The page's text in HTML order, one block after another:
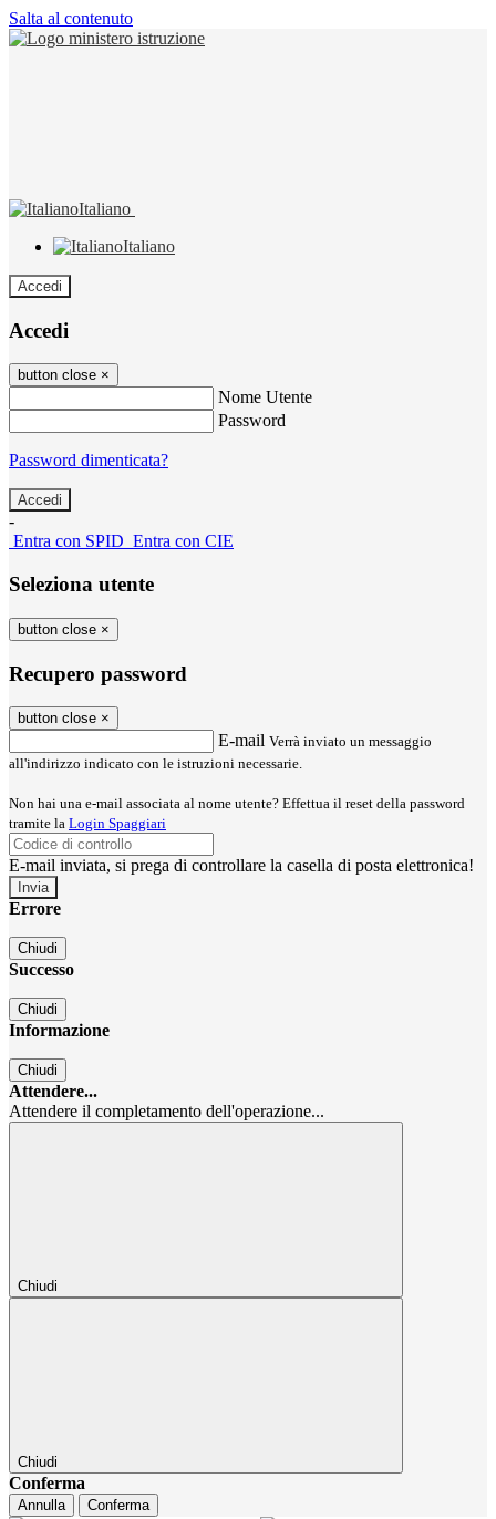
Salta al contenuto
Italiano
Italiano
Accedi
Accedi
button close ×
Nome Utente
Password
Password dimenticata?
-
Entra con SPID Entra con CIE
Seleziona utente
button close ×
Recupero password
button close ×
E-mail Verrà inviato un messaggio
all'indirizzo indicato con le istruzioni necessarie.
Non hai una e-mail associata al nome utente? Effettua il reset della password
tramite la Login Spaggiari
E-mail inviata, si prega di controllare la casella di posta elettronica!
Errore
Chiudi
Successo
Chiudi
Informazione
Chiudi
Attendere...
Attendere il completamento dell'operazione...
Chiudi
Chiudi
Conferma
Annulla Conferma